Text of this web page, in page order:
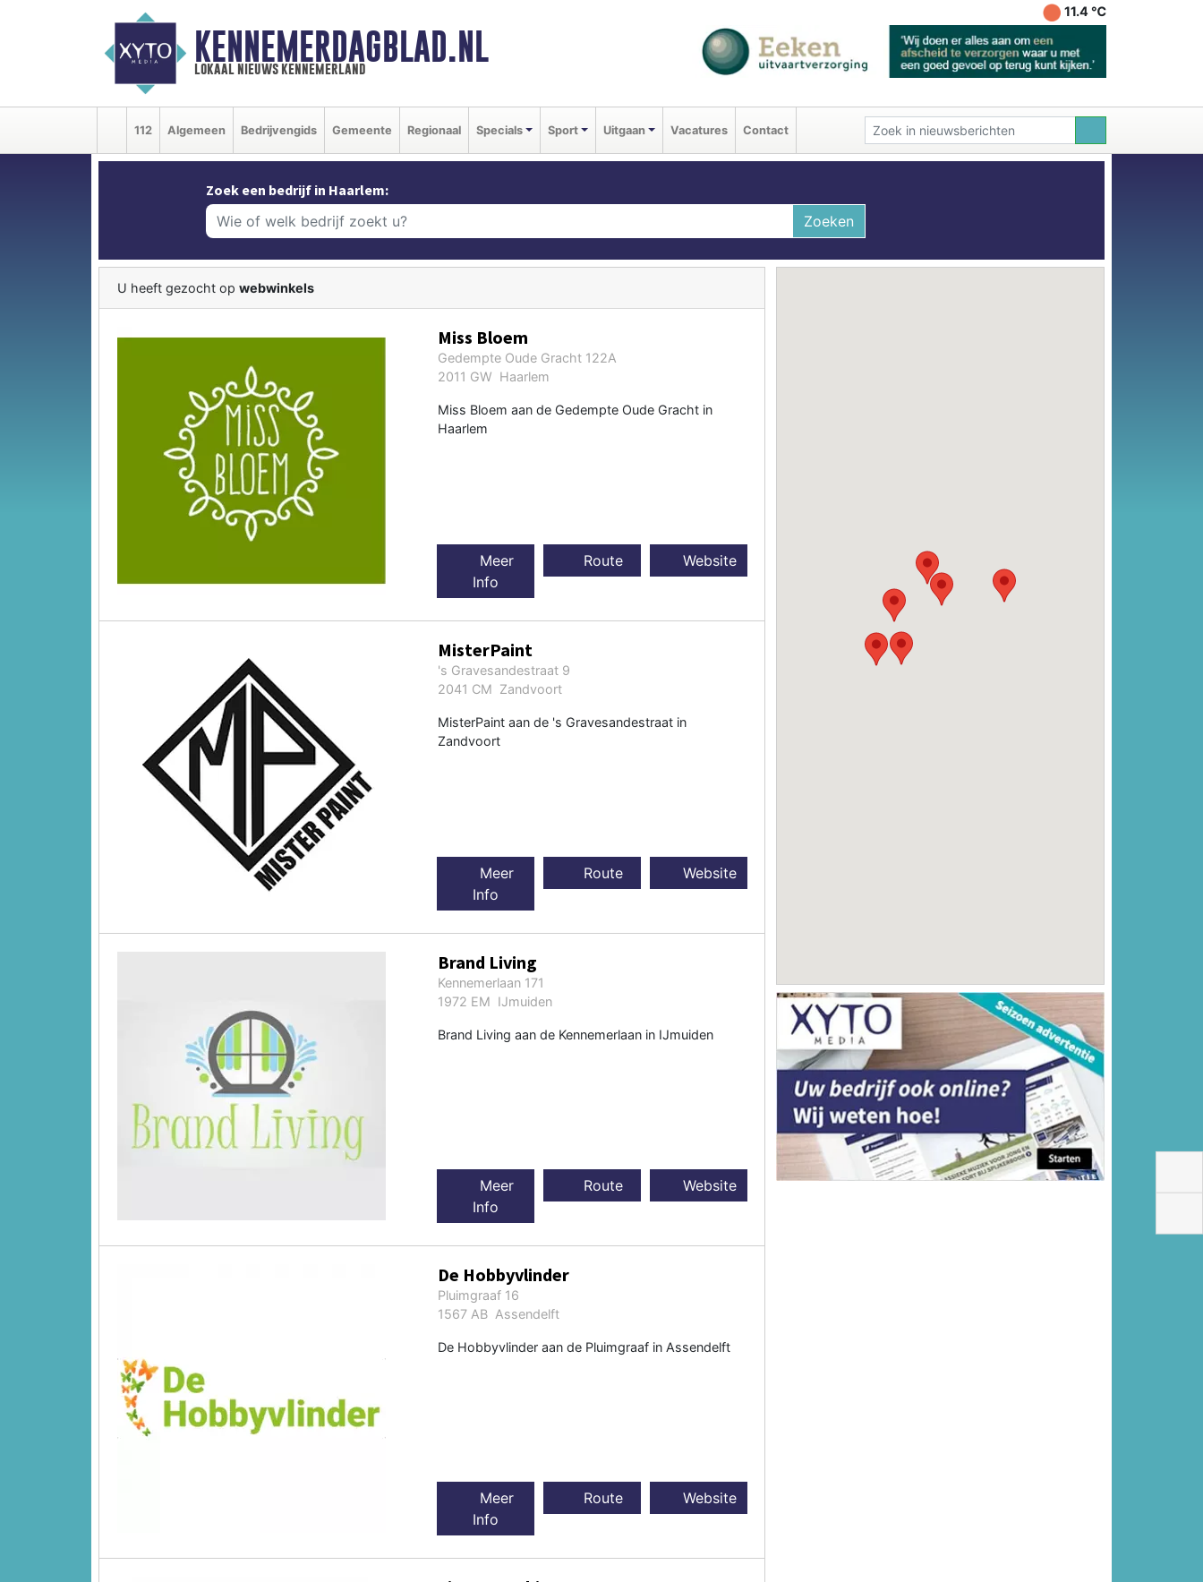
KENNEMERDAGBLAD.NL
lokaal nieuws kennemerland
11.4 ℃
112 Algemeen Bedrijvengids Gemeente Regionaal Specials Sport Uitgaan Vacatures Contact
Zoek een bedrijf in Haarlem:
Zoeken
U heeft gezocht op webwinkels
Miss Bloem
Gedempte Oude Gracht 122A
2011 GW Haarlem
Miss Bloem aan de Gedempte Oude Gracht in
Haarlem
Meer
Info
Route Website
MisterPaint
's Gravesandestraat 9
2041 CM Zandvoort
MisterPaint aan de 's Gravesandestraat in
Zandvoort
Meer
Info
Route Website
Brand Living
Kennemerlaan 171
1972 EM IJmuiden
Brand Living aan de Kennemerlaan in IJmuiden
Meer
Info
Route Website
De Hobbyvlinder
Pluimgraaf 16
1567 AB Assendelft
De Hobbyvlinder aan de Pluimgraaf in Assendelft
Meer
Info
Route Website